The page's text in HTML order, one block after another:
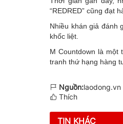
“REDRED” cũng đạt
Nhiều khán giả đánh
khốc liệt.
M Countdown là một
tranh thứ hạng hàng
Nguồn:laodong.vn
Thích
TIN KHÁC